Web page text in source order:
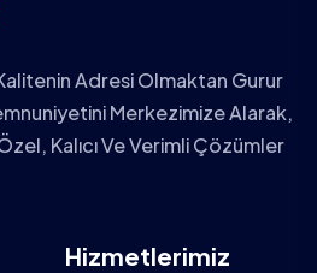
Adresi Olmaktan Gurur
Merkezimize Alarak,
Kalıcı Ve Verimli Çözümler
Hizmetlerimiz